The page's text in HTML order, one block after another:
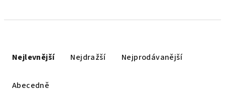
Nejlevnější Nejdražší Nejprodávanější
Abecedně